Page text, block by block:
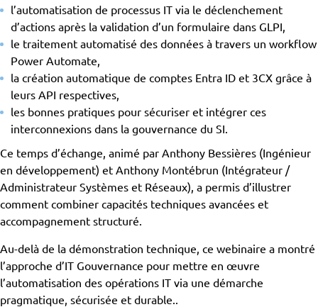
l’automatisation de processus IT via le déclenchement
d’actions après la validation d’un formulaire dans GLPI,
le traitement automatisé des données à travers un workflow
Power Automate,
la création automatique de comptes Entra ID et 3CX grâce à
leurs API respectives,
les bonnes pratiques pour sécuriser et intégrer ces
interconnexions dans la gouvernance du SI.
Ce temps d’échange, animé par Anthony Bessières (Ingénieur
en développement) et Anthony Montébrun (Intégrateur /
Administrateur Systèmes et Réseaux), a permis d’illustrer
comment combiner capacités techniques avancées et
accompagnement structuré.
Au-delà de la démonstration technique, ce webinaire a montré
l’approche d’IT Gouvernance pour mettre en œuvre
l’automatisation des opérations IT via une démarche
pragmatique, sécurisée et durable..